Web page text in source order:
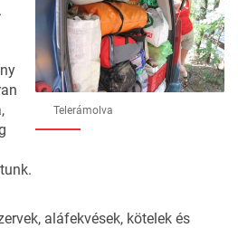
Telerámolva
aláfekvések, kötelek és